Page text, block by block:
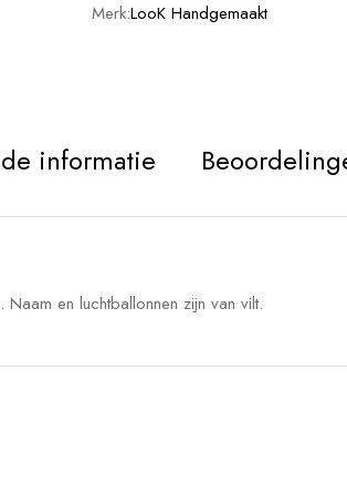
Merk:LooK Handgemaakt
informatie
en luchtballonnen zijn van vilt.